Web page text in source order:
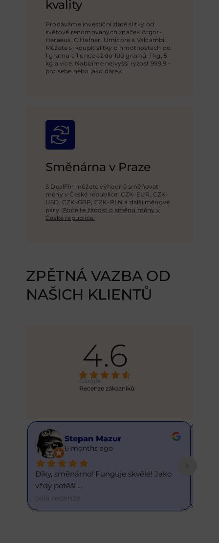
kvality
Prodáváme investiční zlaté slitky od
světově renomovaných značek Argor-
Heraeus, C.Hafner, Umicore a Valcambi.
Můžete si koupit slitky o hmotnostech od
1 gramu a 1 unce až do 100 gramů, 1 kg, 5
kg a více. Nabízíme nejvyšší ryzost 999,9 –
pro sebe nebo jako dárek.
Směnárna v Praze
S DealFin můžete výhodně směňovat
měny v České republice: CZK-EUR, CZK-
USD, CZK-GBP , CZK-PLN a další měnové
páry. Podejte žádost o směnu měny v
České republice.
ZPĚTNÁ VAZBA OD
NAŠICH KLIENTŮ
4.6
Google
Recenze zákazníků
Stepan Mazur
6 months ago
Díky, směnárno! Funguje skvěle! Jako
vždy potěší ...
celá recenze